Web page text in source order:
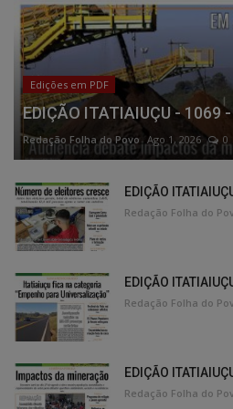
Edições em PDF
EDIÇÃO ITATIAIUÇU - 1069
Redação Folha do Povo Ago 1, 2026 0
EDIÇÃO
Redação Folha do
EDIÇÃO
Redação Folha do
EDIÇÃO
Redação Folha do